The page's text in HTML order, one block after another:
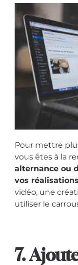
Pour mettre
vous êtes à la
alternance ou
vos réalisations
vidéo, une
utiliser le
7.